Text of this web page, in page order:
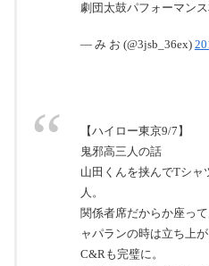
劇団太鼓パフォーマン
— み お (@3jsb_36ex)
【ハイロー東京9/7】
鬼邪高三人の話
山田くんを挟んでTシャ
人。
関係者席だからか座っ
ャパランの時は立ち上
C&Rも完璧に。